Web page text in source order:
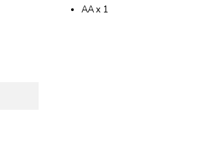
AA x 1